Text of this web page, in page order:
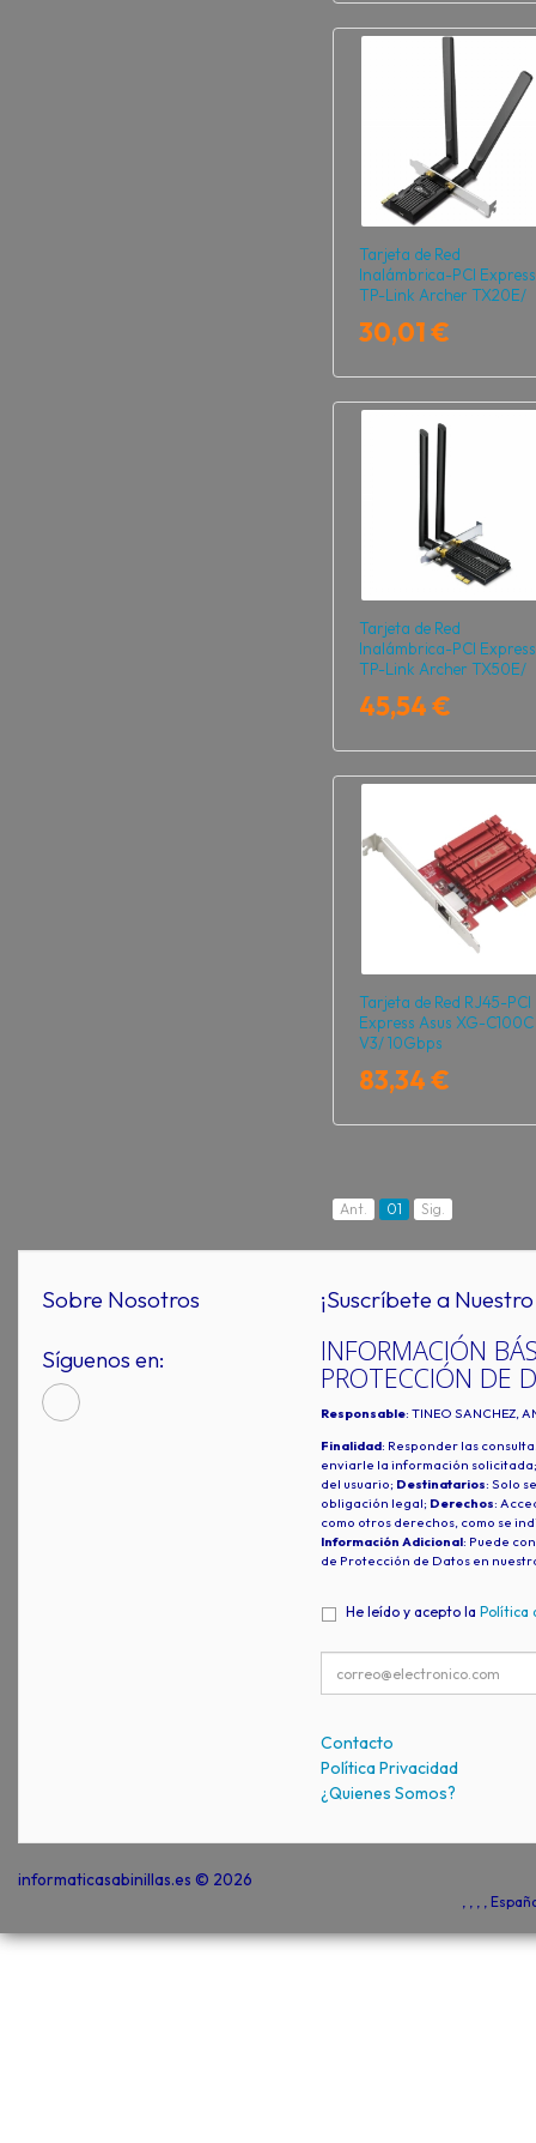
Tarjeta de Red
Inalámbrica-PCI Express
TP-Link Archer TX20E/
30,01 €
Tarjeta de Red
Inalámbrica-PCI Express
TP-Link Archer TX50E/
45,54 €
Tarjeta de Red RJ45-PCI
Express Asus XG-C100C
V3/ 10Gbps
83,34 €
Ant. 01 Sig.
Sobre Nosotros
Síguenos en:
¡Suscríbete a
INFORMACIÓN
PROTECCIÓN DE
Responsable: TINEO SANCHEZ,
Finalidad: Responder las
enviarle la información
del usuario; Destinatarios: Solo
obligación legal; Derechos:
como otros derechos, como se
Información Adicional: Puede
de Protección de Datos en
He leído y acepto la Política
Contacto
Política Privacidad
¿Quienes Somos?
informaticasabinillas.es © 2026
, , , ,